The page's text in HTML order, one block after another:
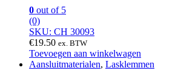
0 out of 5
(0)
SKU: CH 30093
€19.50 ex. BTW
Toevoegen aan winkelwagen
Aansluitmaterialen, Lasklemmen